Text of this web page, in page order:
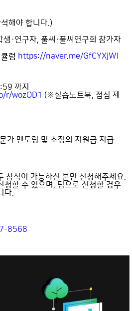
해야 합니다.)
생·연구자, 풀씨·풀씨연구회 참가자
럼 https://naver.me/GfCYXjWl
까지
r/wozOD1 (※실습노트북, 점심 제
가 멘토링 및 소정의 지원금 지급
참석이 가능하신 분만 신청해주세요.
할 수 있으며, 팀으로 신청할 경우
다.
8568